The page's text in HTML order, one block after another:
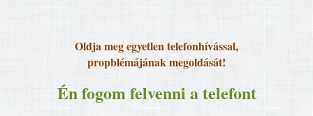
Oldja meg egyetlen telefonhívással,
propblémájának megoldását!
Én fogom felvenni a telefont